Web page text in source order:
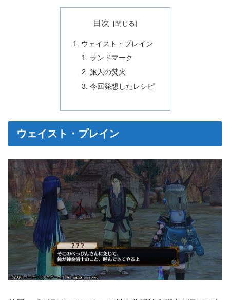
目次
ウェイスト・プレイン
ランドマーク
旅人の焚火
今回発想したレシピ
ウェイスト・プレイン